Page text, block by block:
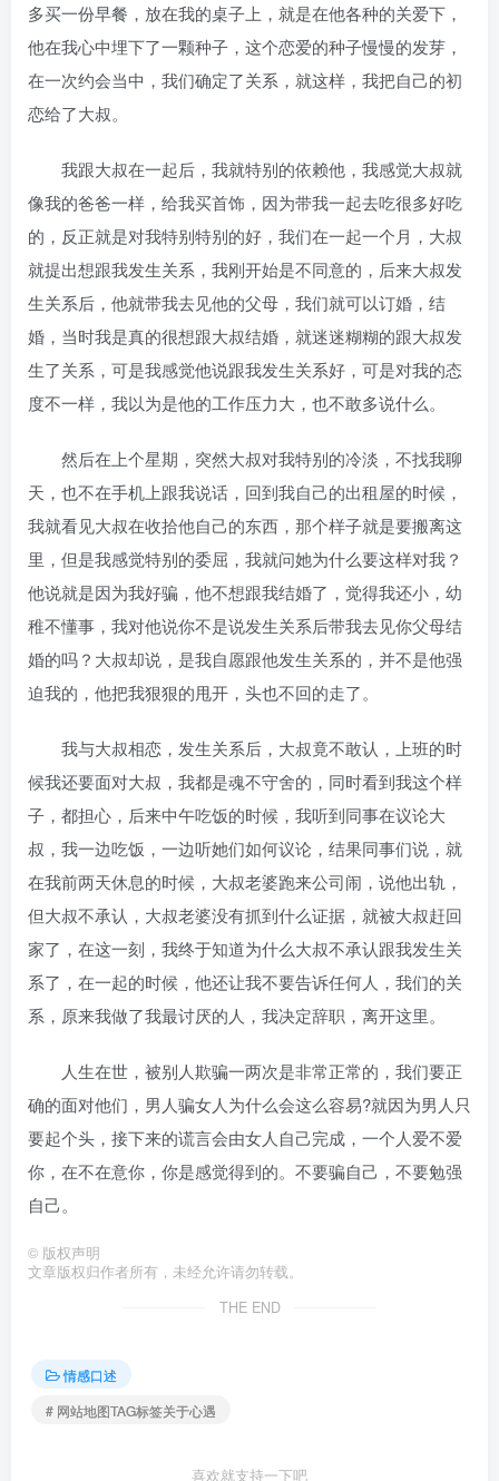
多买一份早餐，放在我的桌子上，就是在他各种的关爱下，
他在我心中埋下了一颗种子，这个恋爱的种子慢慢的发芽，
在一次约会当中，我们确定了关系，就这样，我把自己的初
恋给了大叔。
我跟大叔在一起后，我就特别的依赖他，我感觉大叔就
像我的爸爸一样，给我买首饰，因为带我一起去吃很多好吃
的，反正就是对我特别特别的好，我们在一起一个月，大叔
就提出想跟我发生关系，我刚开始是不同意的，后来大叔发
生关系后，他就带我去见他的父母，我们就可以订婚，结
婚，当时我是真的很想跟大叔结婚，就迷迷糊糊的跟大叔发
生了关系，可是我感觉他说跟我发生关系好，可是对我的态
度不一样，我以为是他的工作压力大，也不敢多说什么。
然后在上个星期，突然大叔对我特别的冷淡，不找我聊
天，也不在手机上跟我说话，回到我自己的出租屋的时候，
我就看见大叔在收拾他自己的东西，那个样子就是要搬离这
里，但是我感觉特别的委屈，我就问她为什么要这样对我？
他说就是因为我好骗，他不想跟我结婚了，觉得我还小，幼
稚不懂事，我对他说你不是说发生关系后带我去见你父母结
婚的吗？大叔却说，是我自愿跟他发生关系的，并不是他强
迫我的，他把我狠狠的甩开，头也不回的走了。
我与大叔相恋，发生关系后，大叔竟不敢认，上班的时
候我还要面对大叔，我都是魂不守舍的，同时看到我这个样
子，都担心，后来中午吃饭的时候，我听到同事在议论大
叔，我一边吃饭，一边听她们如何议论，结果同事们说，就
在我前两天休息的时候，大叔老婆跑来公司闹，说他出轨，
但大叔不承认，大叔老婆没有抓到什么证据，就被大叔赶回
家了，在这一刻，我终于知道为什么大叔不承认跟我发生关
系了，在一起的时候，他还让我不要告诉任何人，我们的关
系，原来我做了我最讨厌的人，我决定辞职，离开这里。
人生在世，被别人欺骗一两次是非常正常的，我们要正
确的面对他们，男人骗女人为什么会这么容易?就因为男人只
要起个头，接下来的谎言会由女人自己完成，一个人爱不爱
你，在不在意你，你是感觉得到的。不要骗自己，不要勉强
自己。
© 版权声明
文章版权归作者所有，未经允许请勿转载。
THE END
情感口述
# 网站地图TAG标签关于心遇
喜欢就支持一下吧